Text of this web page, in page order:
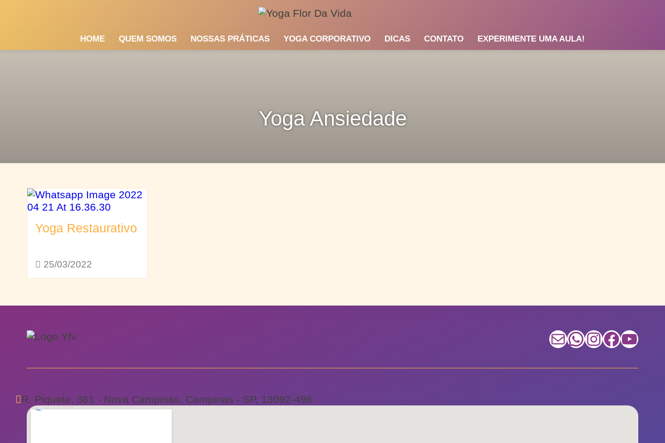
HOME QUEM SOMOS NOSSAS PRÁTICAS YOGA CORPORATIVO DICAS CONTATO EXPERIMENTE UMA AULA!
Yoga Ansiedade
Yoga Restaurativo
25/03/2022
E-mail WhatsApp InstagramFacebook Youtube
R. Piquete, 361 - Nova Campinas, Campinas - SP, 13092-496